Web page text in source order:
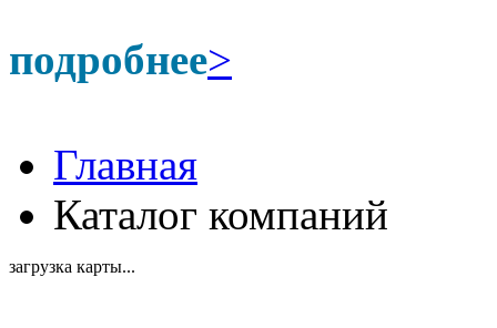
подробнее>
Главная
Каталог компаний
загрузка карты...